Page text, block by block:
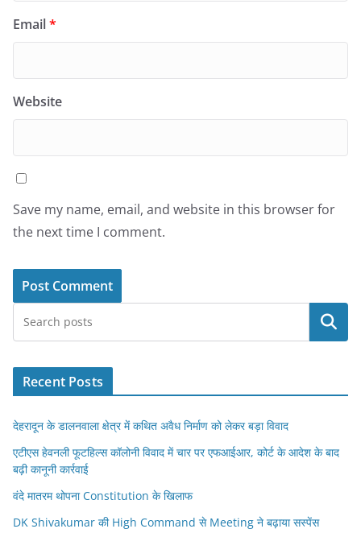
Email*
Website
Save my name, email, and website in this browser for
the next time I comment.
Search
Recent Posts
देहरादून के डालनवाला क्षेत्र में कथित अवैध निर्माण को लेकर बड़ा विवाद
एटीएस हेवनली फूटहिल्स कॉलोनी विवाद में चार पर एफआईआर, कोर्ट के आदेश के बाद
बढ़ी कानूनी कार्रवाई
वंदे मातरम थोपना Constitution के खिलाफ
DK Shivakumar की High Command से Meeting ने बढ़ाया सस्पेंस